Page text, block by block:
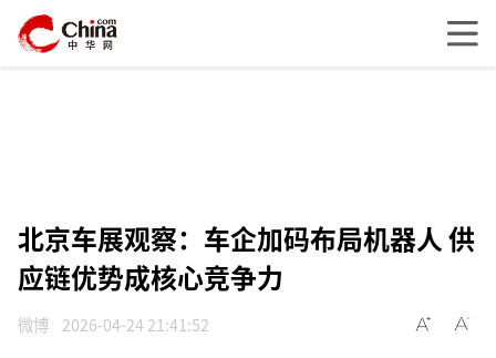
北京车展观察：车企加码布局机器人 供
应链优势成核心竞争力
微博 2026-04-24 21:41:52